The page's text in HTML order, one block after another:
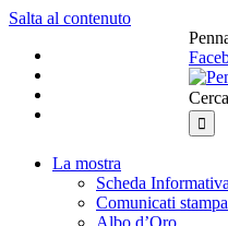
Salta al contenuto
La mostra
Scheda Informativa
Comunicati
Albo d’Oro